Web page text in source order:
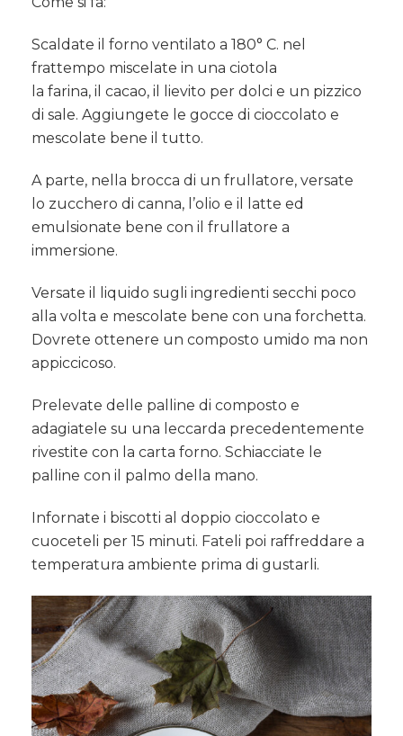
Scaldate il forno ventilato a 180° C. nel
frattempo miscelate in una ciotola
la farina, il cacao, il lievito per dolci e un pizzico
di sale. Aggiungete le gocce di cioccolato e
mescolate bene il tutto.
A parte, nella brocca di un frullatore, versate
lo zucchero di canna, l’olio e il latte ed
emulsionate bene con il frullatore a
immersione.
Versate il liquido sugli ingredienti secchi poco
alla volta e mescolate bene con una forchetta.
Dovrete ottenere un composto umido ma non
appiccicoso.
Prelevate delle palline di composto e
adagiatele su una leccarda precedentemente
rivestite con la carta forno. Schiacciate le
palline con il palmo della mano.
Infornate i biscotti al doppio cioccolato e
cuoceteli per 15 minuti. Fateli poi raffreddare a
temperatura ambiente prima di gustarli.